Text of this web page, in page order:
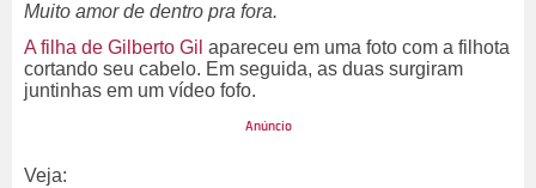
Muito amor de dentro pra fora.
A filha de Gilberto Gil apareceu em uma foto com a filhota
cortando seu cabelo. Em seguida, as duas surgiram
juntinhas em um vídeo fofo.
Veja: